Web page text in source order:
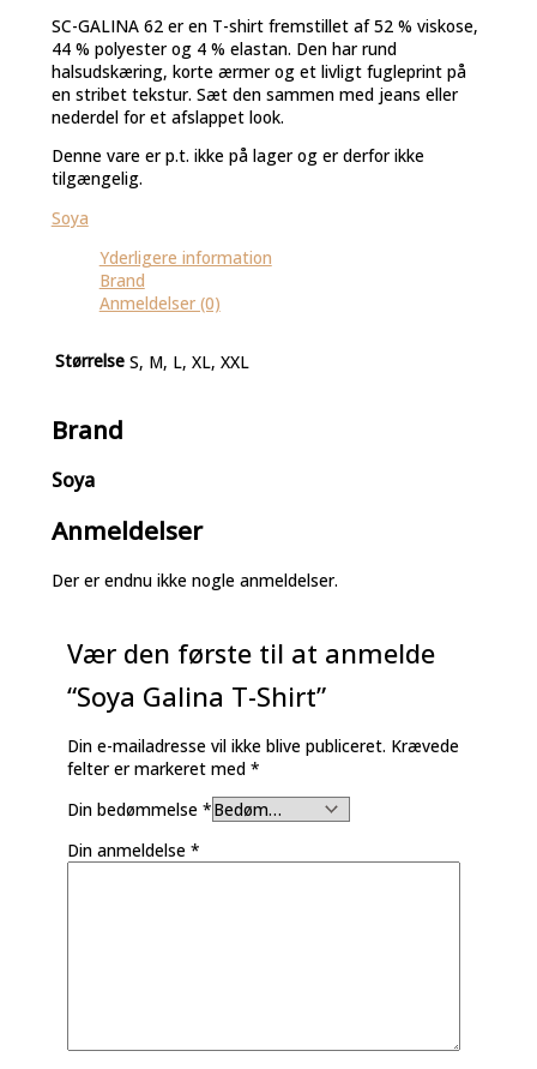
SC-GALINA 62 er en T-shirt fremstillet af 52 % viskose,
44 % polyester og 4 % elastan. Den har rund
halsudskæring, korte ærmer og et livligt fugleprint på
en stribet tekstur. Sæt den sammen med jeans eller
nederdel for et afslappet look.
Denne vare er p.t. ikke på lager og er derfor ikke
tilgængelig.
Soya
Yderligere information
Brand
Anmeldelser (0)
Størrelse S, M, L, XL, XXL
Brand
Soya
Anmeldelser
Der er endnu ikke nogle anmeldelser.
Vær den første til at anmelde
“Soya Galina T-Shirt”
Din e-mailadresse vil ikke blive publiceret. Krævede
felter er markeret med*
Din bedømmelse*
Din anmeldelse*